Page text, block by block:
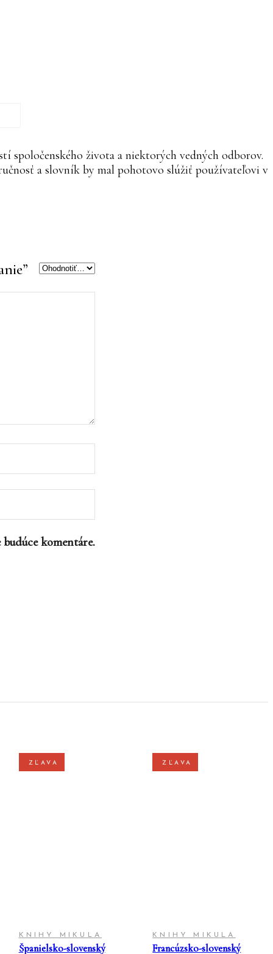
spoločenského života a niektorých vedných odborov.
a slovník by mal pohotovo slúžiť používateľovi v
komentáre.
ZĽAVA
KNIHY MIKULA
Španielsko-slovenský
ZĽAVA
KNIHY MIKULA
Francúzsko-slovenský